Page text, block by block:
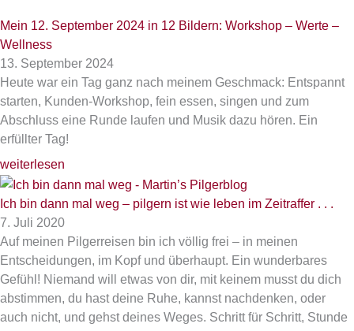
Mein 12. September 2024 in 12 Bildern: Workshop – Werte –
Wellness
13. September 2024
Heute war ein Tag ganz nach meinem Geschmack: Entspannt
starten, Kunden-Workshop, fein essen, singen und zum
Abschluss eine Runde laufen und Musik dazu hören. Ein
erfüllter Tag!
weiterlesen
Ich bin dann mal weg – pilgern ist wie leben im Zeitraffer . . .
7. Juli 2020
Auf meinen Pilgerreisen bin ich völlig frei – in meinen
Entscheidungen, im Kopf und überhaupt. Ein wunderbares
Gefühl! Niemand will etwas von dir, mit keinem musst du dich
abstimmen, du hast deine Ruhe, kannst nachdenken, oder
auch nicht, und gehst deines Weges. Schritt für Schritt, Stunde